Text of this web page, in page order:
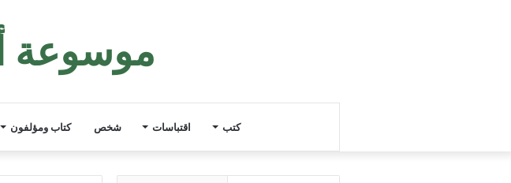
موسوعة
كتب اقتباسات شخص كتاب ومؤلفون